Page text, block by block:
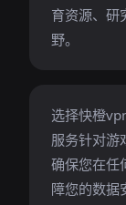
育资源、研
野。
选择快橙
服务针对游
确保您在任
障您的数据